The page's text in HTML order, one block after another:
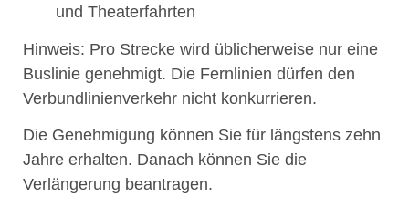
und Theaterfahrten
Hinweis: Pro Strecke wird üblicherweise nur eine
Buslinie genehmigt. Die Fernlinien dürfen den
Verbundlinienverkehr nicht konkurrieren.
Die Genehmigung können Sie für längstens zehn
Jahre erhalten. Danach können Sie die
Verlängerung beantragen.